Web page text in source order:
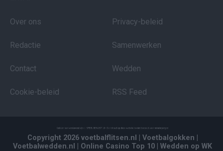
Over ons
Redactie
Contact
Cookie-beleid
Privacy-beleid
Samenwerken
Wedden
RSS Feed
Copyright 2026 voetbalflitsen.nl | Voetbalgokken
Voetbalwedden.nl
| Online Casino Top 10 | Wedden op WK